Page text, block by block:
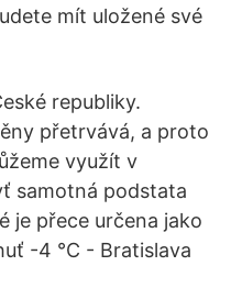
mít uložené své
republiky.
přetrvává, a proto
využít v
samotná podstata
je přece určena jako
-4 °C - Bratislava